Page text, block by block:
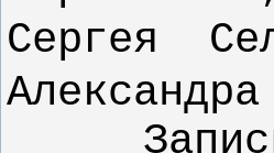
Сергея